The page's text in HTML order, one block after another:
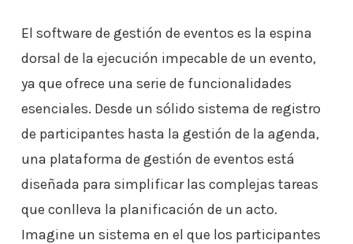
El software de gestión de eventos es la espina
dorsal de la ejecución impecable de un evento,
ya que ofrece una serie de funcionalidades
esenciales. Desde un sólido sistema de registro
de participantes hasta la gestión de la agenda,
una plataforma de gestión de eventos está
diseñada para simplificar las complejas tareas
que conlleva la planificación de un acto.
Imagine un sistema en el que los participantes